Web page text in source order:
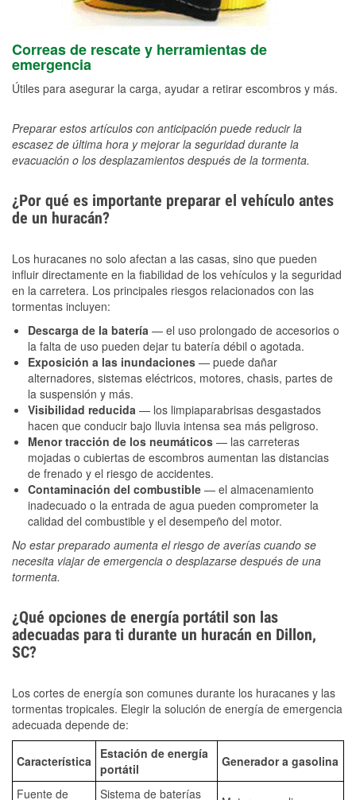
Correas de rescate y herramientas de
emergencia
Útiles para asegurar la carga, ayudar a retirar escombros y más.
Preparar estos artículos con anticipación puede reducir la
escasez de última hora y mejorar la seguridad durante la
evacuación o los desplazamientos después de la tormenta.
¿Por qué es importante preparar el vehículo antes
de un huracán?
Los huracanes no solo afectan a las casas, sino que pueden
influir directamente en la fiabilidad de los vehículos y la seguridad
en la carretera. Los principales riesgos relacionados con las
tormentas incluyen:
Descarga de la batería — el uso prolongado de accesorios o
la falta de uso pueden dejar tu batería débil o agotada.
Exposición a las inundaciones — puede dañar
alternadores, sistemas eléctricos, motores, chasis, partes de
la suspensión y más.
Visibilidad reducida — los limpiaparabrisas desgastados
hacen que conducir bajo lluvia intensa sea más peligroso.
Menor tracción de los neumáticos — las carreteras
mojadas o cubiertas de escombros aumentan las distancias
de frenado y el riesgo de accidentes.
Contaminación del combustible — el almacenamiento
inadecuado o la entrada de agua pueden comprometer la
calidad del combustible y el desempeño del motor.
No estar preparado aumenta el riesgo de averías cuando se
necesita viajar de emergencia o desplazarse después de una
tormenta.
¿Qué opciones de energía portátil son las
adecuadas para ti durante un huracán en Dillon,
SC?
Los cortes de energía son comunes durante los huracanes y las
tormentas tropicales. Elegir la solución de energía de emergencia
adecuada depende de:
Característica
Estación de energía
portátil
Generador a gasolina
Fuente de Sistema de baterías